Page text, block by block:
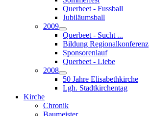
Querbeet - Fussball
Jubiläumsball
2009
Querbeet - Sucht ...
Bildung Regionalkonferenz
Sponsorenlauf
Querbeet - Liebe
2008
50 Jahre Elisabethkirche
Lgh. Stadtkirchentag
Kirche
Chronik
Baumeister